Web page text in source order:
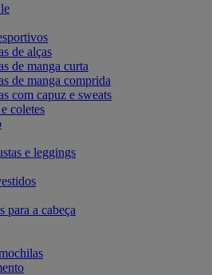
de alças
de manga curta
de manga comprida
com capuz e sweats
coletes
e leggings
para a cabeça